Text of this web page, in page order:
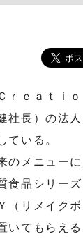
ｅａｔｉｏ
社長）の法
ている。
メニューに
食品シリーズ
リメイクボ
いてもらえる